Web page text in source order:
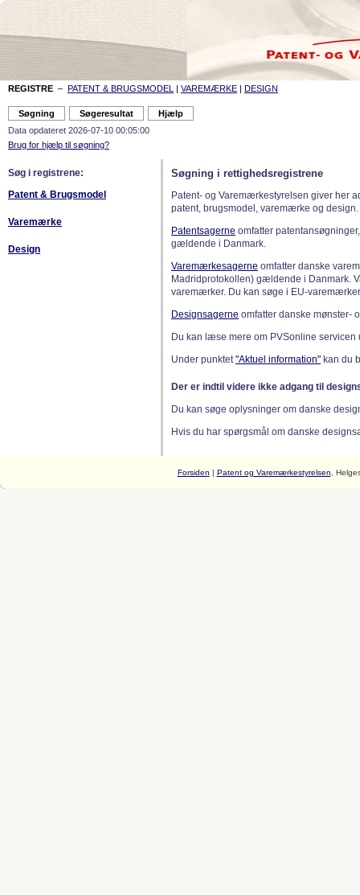
REGISTRE – PATENT & BRUGSMODEL | VAREMÆRKE | DESIGN
Data opdateret 2026-07-10 00:05:00
Brug for hjælp til søgning?
Søg i registrene:
Patent & Brugsmodel
Varemærke
Design
Søgning i rettighedsregistrene
Patent- og Varemærkestyrelsen giver her
patent, brugsmodel, varemærke og design.
Patentsagerne omfatter
gældende i Danmark.
Varemærkesagerne omfatter danske
Madridprotokollen) gældende i Danmark.
varemærker. Du kan søge i EU-
Designsagerne omfatter danske mønster-
Du kan læse mere om PVSonline
Under punktet"Aktuel information" kan du
Der er indtil videre ikke adgang til
Du kan søge oplysninger om danske
Hvis du har spørgsmål om danske
Forsiden | Patent og Varemærkestyrelsen ,